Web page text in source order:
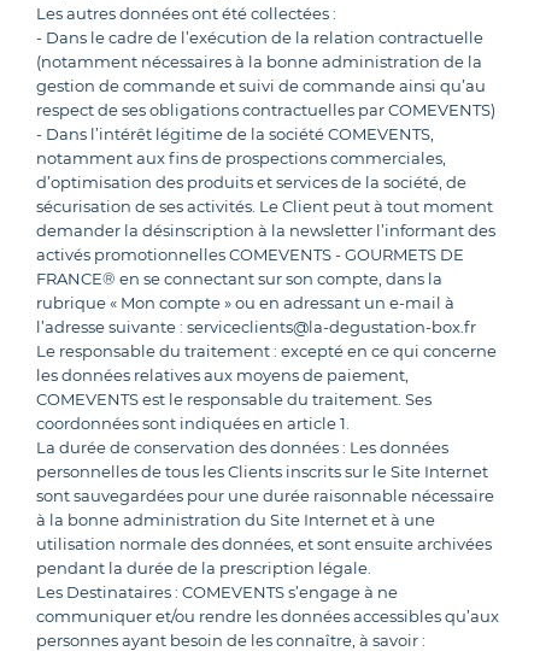
Les autres données ont été collectées :
- Dans le cadre de l’exécution de la relation contractuelle
(notamment nécessaires à la bonne administration de la
gestion de commande et suivi de commande ainsi qu’au
respect de ses obligations contractuelles par COMEVENTS)
- Dans l’intérêt légitime de la société COMEVENTS,
notamment aux fins de prospections commerciales,
d’optimisation des produits et services de la société, de
sécurisation de ses activités. Le Client peut à tout moment
demander la désinscription à la newsletter l’informant des
activés promotionnelles COMEVENTS - GOURMETS DE
FRANCE® en se connectant sur son compte, dans la
rubrique « Mon compte » ou en adressant un e-mail à
l’adresse suivante : serviceclients@la-degustation-box.fr
Le responsable du traitement : excepté en ce qui concerne
les données relatives aux moyens de paiement,
COMEVENTS est le responsable du traitement. Ses
coordonnées sont indiquées en article 1.
La durée de conservation des données : Les données
personnelles de tous les Clients inscrits sur le Site Internet
sont sauvegardées pour une durée raisonnable nécessaire
à la bonne administration du Site Internet et à une
utilisation normale des données, et sont ensuite archivées
pendant la durée de la prescription légale.
Les Destinataires : COMEVENTS s’engage à ne
communiquer et/ou rendre les données accessibles qu’aux
personnes ayant besoin de les connaître, à savoir :